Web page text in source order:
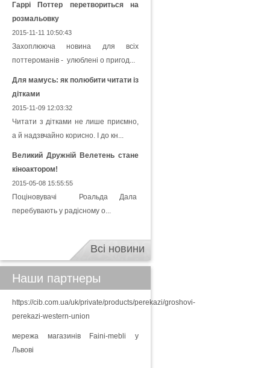
Гаррі Поттер перетвориться на
розмальовку
2015-11-11 10:50:43
Захоплююча новина для всіх
поттероманів - улюблені о пригод...
Для мамусь: як полюбити читати із
дітками
2015-11-09 12:03:32
Читати з дітками не лише приємно,
а й надзвчайно корисно. І до кн...
Великий Дружній Велетень стане
кіноактором!
2015-05-08 15:55:55
Поціновувачі Роальда Дала
перебувають у радісному о...
Всі новини
Наши партнеры
https://cib.com.ua/uk/private/products/perekazi/groshovi-
perekazi-western-union
мережа магазинів Faini-mebli у
Львові